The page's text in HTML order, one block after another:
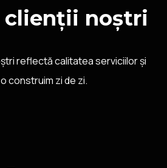
clienții noștri
reflectă calitatea serviciilor și
construim zi de zi.